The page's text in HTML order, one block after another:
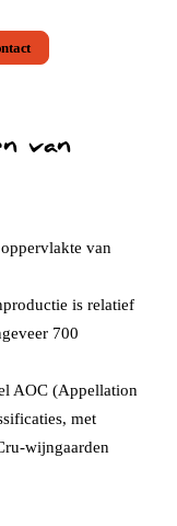
van
van
is relatief
700
AOC (Appellation
met
wijngaarden